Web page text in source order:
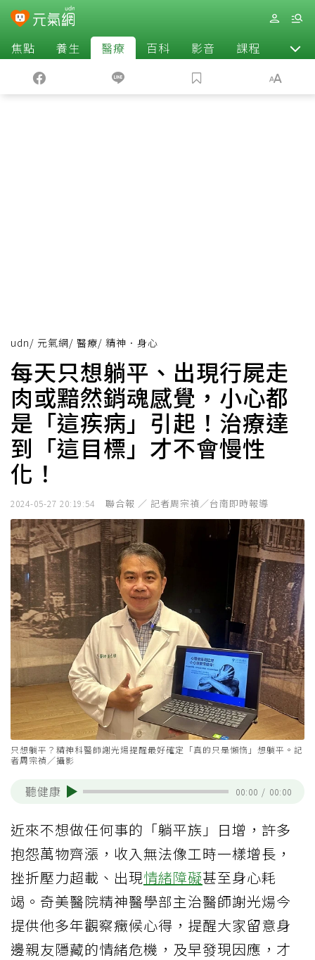
焦點 養生 醫療 百科 影音 課程 退休
udn/ 元氣網/ 醫療/ 精神．身心
每天只想躺平、出現行屍走
肉或黯然銷魂感覺，小心都
是「這疾病」引起！治療達
到「這目標」才不會慢性
化！
2024-05-27 20:19:54 聯合報 ／ 記者周宗禎／台南即時報導
只想躺平？精神科醫師謝光煬提醒最好確定「真的只是懶惰」想躺平。記
者周宗禎／攝影
聽健康 00:00 / 00:00
近來不想做任何事的「躺平族」日增，許多
抱怨萬物齊漲，收入無法像工時一樣增長，
挫折壓力超載、出現情緒障礙甚至身心耗
竭。奇美醫院精神醫學部主治醫師謝光煬今
提供他多年觀察癥候心得，提醒大家留意身
邊親友隱藏的情緒危機，及早發現因應，才